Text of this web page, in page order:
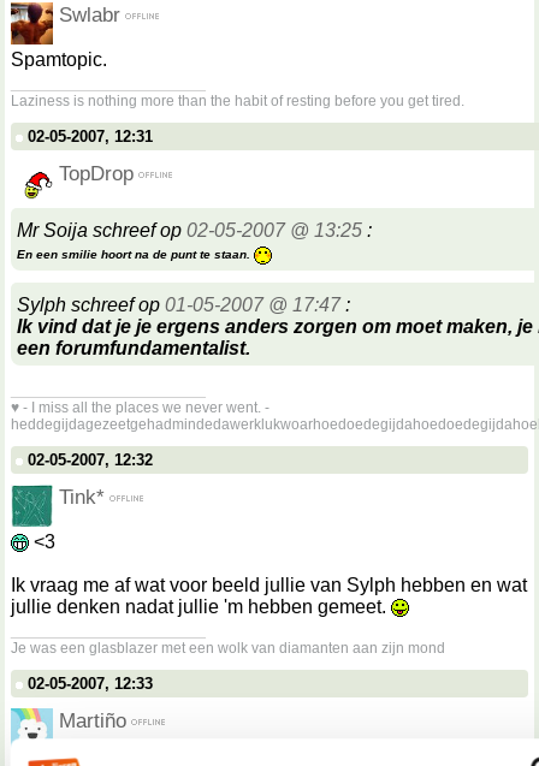
Swlabr
Spamtopic.
Laziness is nothing more than the habit of resting before you get tired.
02-05-2007, 12:31
TopDrop
Mr Soija schreef op 02-05-2007 @ 13:25 :
En een smilie hoort na de punt te staan.
Sylph schreef op 01-05-2007 @ 17:47:
Ik vind dat je je ergens anders zorgen om moet maken,
een forumfundamentalist.
♥ - I miss all the places we never went. -
02-05-2007, 12:32
Tink*
<3
Ik vraag me af wat voor beeld jullie van Sylph hebben en wat
jullie denken nadat jullie 'm hebben gemeet.
Je was een glasblazer met een wolk van diamanten aan zijn mond
02-05-2007, 12:33
Martiño